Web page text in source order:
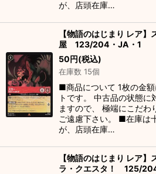
が、店頭在庫…
【物語のはじまり レア】
屋 123/204・JA・1
50円(税込)
在庫数 15個
■商品について 1枚の金
トです。 中古品の状態に
ますので、 極端にこだわ
ご遠慮下さい。 ■在庫は
が、店頭在庫…
【物語のはじまり レア】
ラ・クエスタ！ 125/